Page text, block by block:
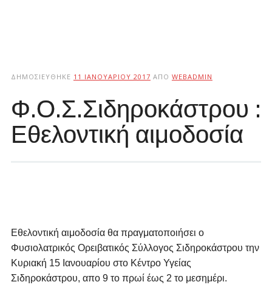
ΔΗΜΟΣΙΕΎΘΗΚΕ 11 ΙΑΝΟΥΑΡΊΟΥ 2017 ΑΠΌ WEBADMIN
Φ.Ο.Σ.Σιδηροκάστρου :
Εθελοντική αιμοδοσία
Εθελοντική αιμοδοσία θα πραγματοποιήσει ο
Φυσιολατρικός Ορειβατικός Σύλλογος Σιδηροκάστρου την
Κυριακή 15 Ιανουαρίου στο Κέντρο Υγείας
Σιδηροκάστρου, απο 9 το πρωί έως 2 το μεσημέρι.